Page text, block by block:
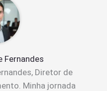
Fernandes
Diretor de
Minha jornada